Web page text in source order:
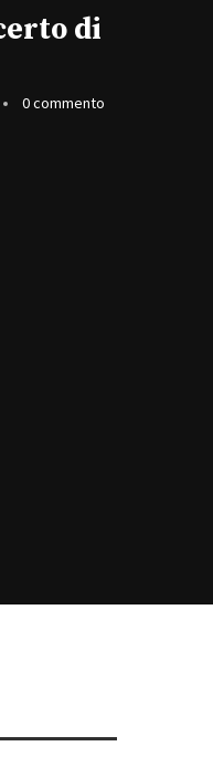
di
0 commento